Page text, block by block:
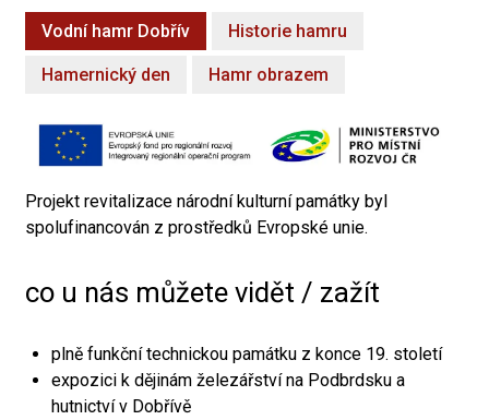
Vodní hamr Dobřív Historie hamru
Hamernický den Hamr obrazem
Projekt revitalizace národní kulturní památky byl
spolufinancován z prostředků Evropské unie.
co u nás můžete vidět / zažít
plně funkční technickou památku z konce 19. století
expozici k dějinám železářství na Podbrdsku a
hutnictví v Dobřívě